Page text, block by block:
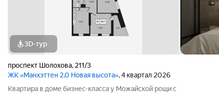
3D-тур
проспект Шолохова, 211/3
ЖК «Манхэттен 2.0 Новая высота», 4 квартал 2026
Квартира в доме бизнес-класса у Можайской рощи с